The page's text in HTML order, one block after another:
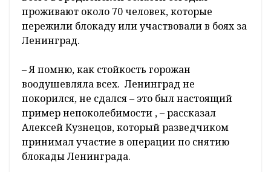
проживают около 70 человек, которые
пережили блокаду или участвовали в боях за
Ленинград.
– Я помню, как стойкость горожан
воодушевляла всех. Ленинград не
покорился, не сдался – это был настоящий
пример непоколебимости , – рассказал
Алексей Кузнецов, который разведчиком
принимал участие в операции по снятию
блокады Ленинграда.